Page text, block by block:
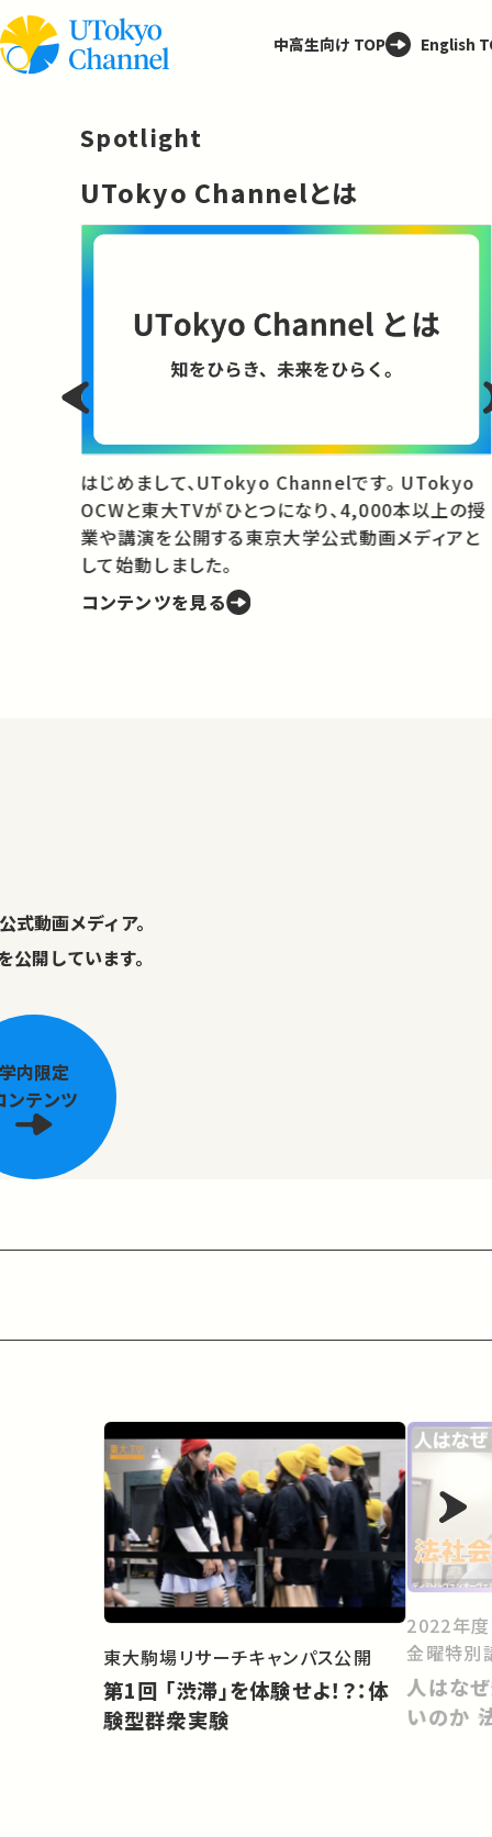
中高生向け TOP English
Spotlight
UTokyo Channelとは
はじめまして、UTokyo Channelです。 UTokyo
OCWと東大TVがひとつになり、4,000本以上の授
業や講演を公開する東京大学公式動画メディアと
して始動しました。
コンテンツを見る
式動画メディア。
開しています。
学内限定
ンテンツ
東大駒場リサーチキャンパス公開
第1回 「渋滞」を体験せよ！？：体
験型群衆実験
2022年度
金曜特別
人はな
いのか